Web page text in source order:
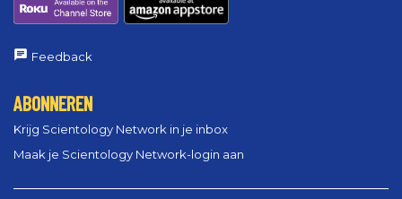
Feedback
ABONNEREN
Krijg Scientology Network in je inbox
Maak je Scientology Network-login aan